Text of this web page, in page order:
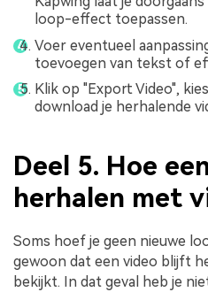
loop-effect toepassen.
Voer eventueel
toevoegen van tekst of
Klik op "Export Video",
download je herhalende
Deel 5. Hoe
herhalen met
Soms hoef je geen nieuwe
gewoon dat een video blijft
bekijkt. In dat geval heb je